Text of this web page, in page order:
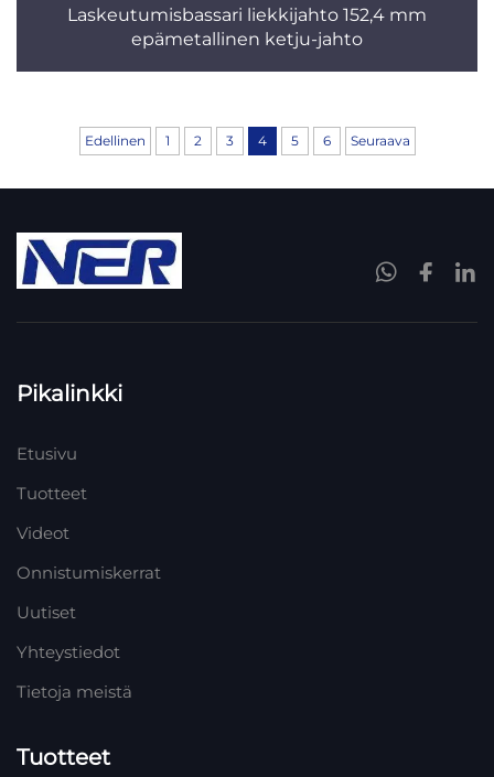
Laskeutumisbassari liekkijahto 152,4 mm
epämetallinen ketju-jahto
Edellinen 1 2 3 4 5 6 Seuraava
Pikalinkki
Etusivu
Tuotteet
Videot
Onnistumiskerrat
Uutiset
Yhteystiedot
Tietoja meistä
Tuotteet